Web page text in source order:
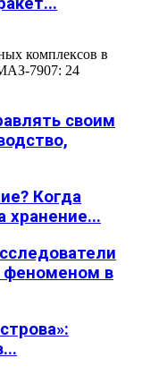
комплексов в
7907: 24
своим
Когда
хранение...
феноменом в